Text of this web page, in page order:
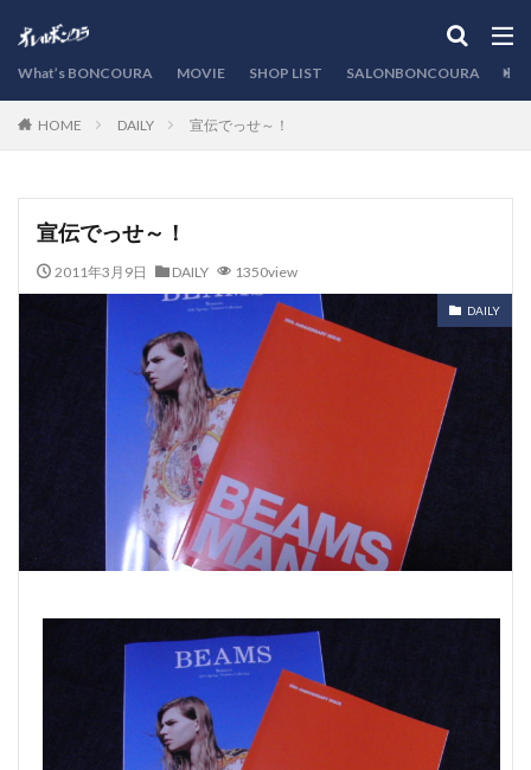
What’s BONCOURA MOVIE SHOP LIST SALONBONCOURA
HOME DAILY 宣伝でっせ～！
宣伝でっせ～！
2011年3月9日 DAILY 1350view
DAILY
カテゴリー
検索